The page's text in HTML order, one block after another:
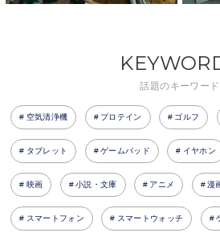
話題のキーワード
空気清浄機 プロテイン ゴルフ
タブレット ゲームパッド イヤホン
映画 小説・文庫 アニメ 漫
スマートフォン スマートウォッチ